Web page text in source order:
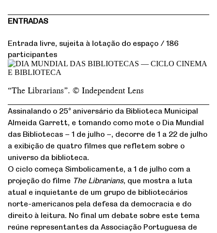
ENTRADAS
Entrada livre, sujeita à lotação do espaço / 186
participantes
“The Librarians”. © Independent Lens
Assinalando o 25º aniversário da Biblioteca Municipal
Almeida Garrett, e tomando como mote o Dia Mundial
das Bibliotecas – 1 de julho –, decorre de 1 a 22 de julho
a exibição de quatro filmes que refletem sobre o
universo da biblioteca.
O ciclo começa Simbolicamente, a 1 de julho com a
projeção do filme The Librarians, que mostra a luta
atual e inquietante de um grupo de bibliotecários
norte-americanos pela defesa da democracia e do
direito à leitura. No final um debate sobre este tema
reúne representantes da Associação Portuguesa de